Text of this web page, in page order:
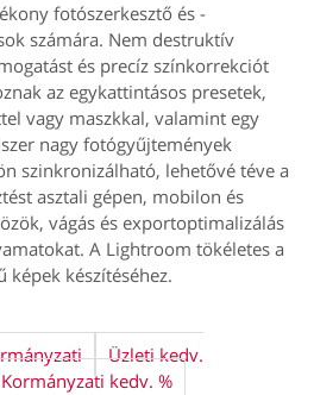
fotószerkesztő és -
számára. Nem destruktív
és precíz színkorrekciót
az egykattintásos presetek,
vagy maszkkal, valamint egy
nagy fotógyűjtemények
szinkronizálható, lehetővé téve a
asztali gépen, mobilon és
vágás és exportoptimalizálás
A Lightroom tökéletes a
képek készítéséhez.
Üzleti kedv.
Kormányzati kedv. %